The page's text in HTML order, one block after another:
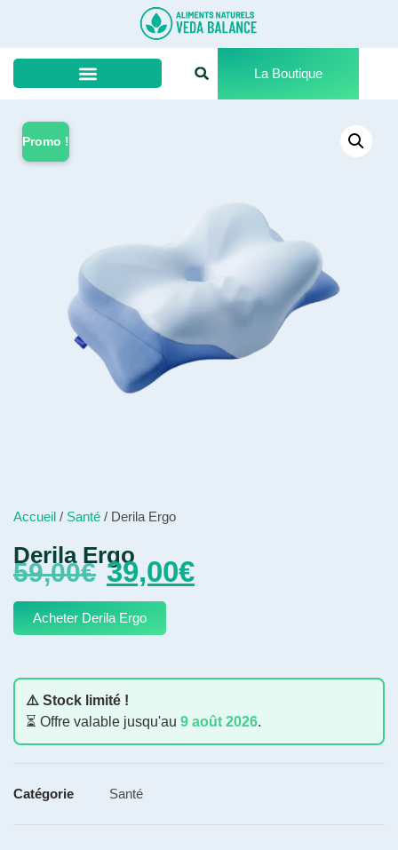
La Boutique
Promo !
Accueil / Santé / Derila Ergo
Derila Ergo
59,00€ 39,00€
Acheter Derila Ergo
⚠️ Stock limité !
⏳ Offre valable jusqu'au 9 août 2026.
Catégorie Santé